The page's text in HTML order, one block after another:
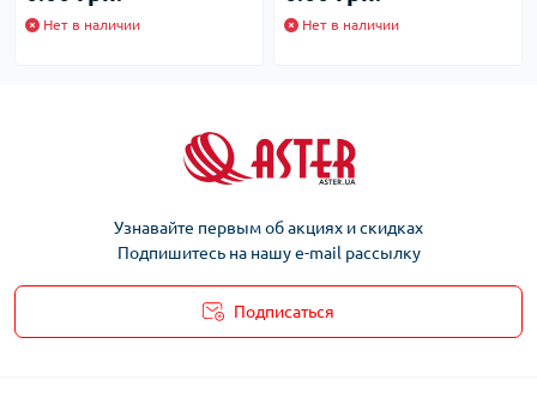
Нет в наличии Нет в наличии
Узнавайте первым об акциях и скидках
Подпишитесь на нашу e-mail рассылку
Подписаться